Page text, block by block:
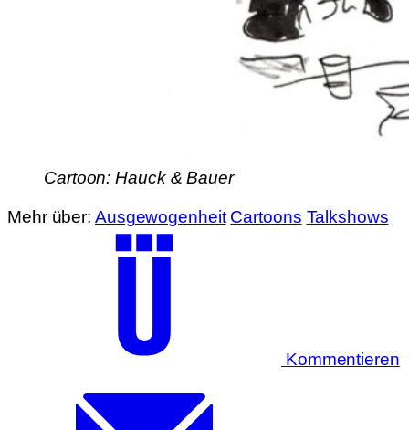
Cartoon: Hauck & Bauer
Mehr über: Ausgewogenheit Cartoons Talkshows
Kommentieren